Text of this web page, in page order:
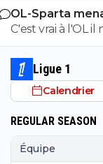
juste pour faire
échéance plus
chiffre, peut
perso, ça me
est pas le
coach alors que
considère
OL-Sparta
énorme mis en
C'est vrai à l'OL
! Aïe aïe Aïe !!!
Ligue 1
Calendrier
REGULAR SEASON
Équipe